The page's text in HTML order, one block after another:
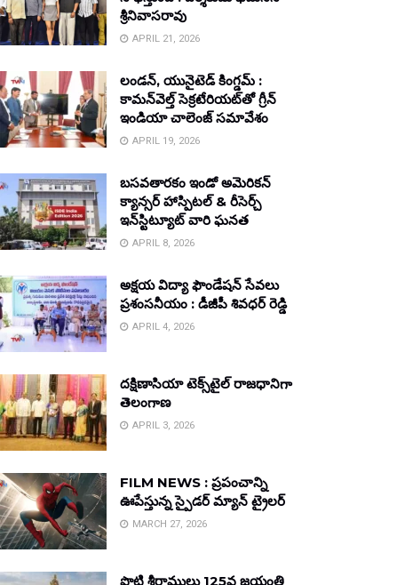
శ్రీనివాసరావు
APRIL 21, 2026
లండన్, యునైటెడ్ కింగ్డమ్ :
కామన్‌వెల్త్ సెక్రటేరియట్‌తో గ్రీన్
ఇండియా చాలెంజ్ సమావేశం
APRIL 19, 2026
బసవతారకం ఇండో అమెరికన్
క్యాన్సర్ హాస్పిటల్ & రీసెర్చ్
ఇన్‌స్టిట్యూట్ వారి ఘనత
APRIL 8, 2026
అక్షయ విద్యా ఫౌండేషన్ సేవలు
ప్రశంసనీయం : డీజీపీ శివధర్ రెడ్డి
APRIL 4, 2026
దక్షిణాసియా టెక్స్‌టైల్ రాజధానిగా
తెలంగాణ
APRIL 3, 2026
FILM NEWS : ప్రపంచాన్ని
ఊపేస్తున్న స్పైడర్ మ్యాన్ ట్రైలర్
MARCH 27, 2026
పొట్టి శ్రీరాములు 125వ జయంతి